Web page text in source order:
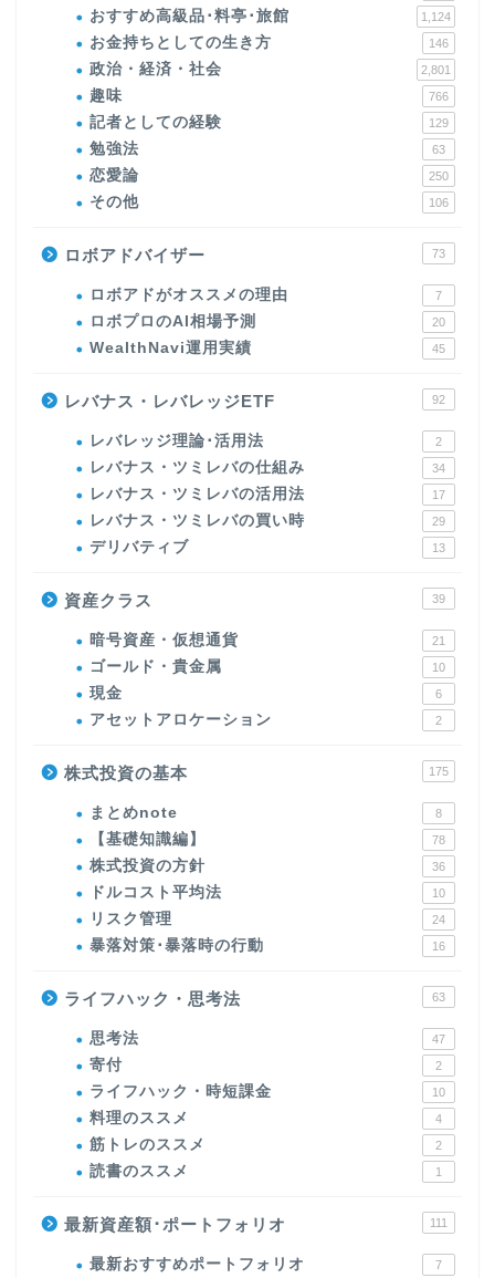
おすすめ高級品･料亭･旅館 1,124
お金持ちとしての生き方 146
政治・経済・社会 2,801
趣味 766
記者としての経験 129
勉強法 63
恋愛論 250
その他 106
ロボアドバイザー 73
ロボアドがオススメの理由 7
ロボプロのAI相場予測 20
WealthNavi運用実績 45
レバナス・レバレッジETF 92
レバレッジ理論･活用法 2
レバナス・ツミレバの仕組み 34
レバナス・ツミレバの活用法 17
レバナス・ツミレバの買い時 29
デリバティブ 13
資産クラス 39
暗号資産・仮想通貨 21
ゴールド・貴金属 10
現金 6
アセットアロケーション 2
株式投資の基本 175
まとめnote 8
【基礎知識編】 78
株式投資の方針 36
ドルコスト平均法 10
リスク管理 24
暴落対策･暴落時の行動 16
ライフハック・思考法 63
思考法 47
寄付 2
ライフハック・時短課金 10
料理のススメ 4
筋トレのススメ 2
読書のススメ 1
最新資産額･ポートフォリオ 111
最新おすすめポートフォリオ 7